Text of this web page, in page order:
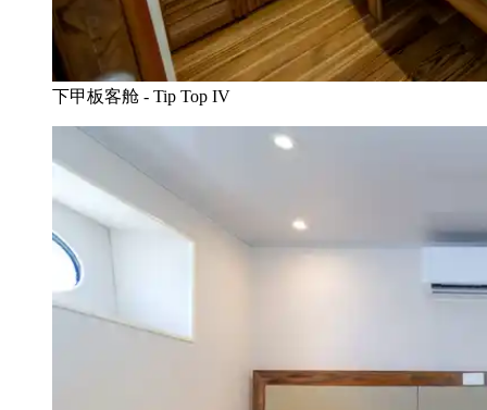
下甲板客舱 - Tip Top IV